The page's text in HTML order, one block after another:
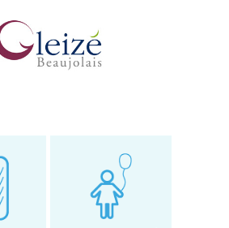
Gleizé en beaujolais